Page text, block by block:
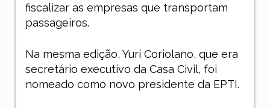
fiscalizar as empresas que transportam
passageiros.
Na mesma edição, Yuri Coriolano, que era
secretário executivo da Casa Civil, foi
nomeado como novo presidente da EPTI.